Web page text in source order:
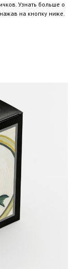
Узнать больше о
на кнопку ниже.